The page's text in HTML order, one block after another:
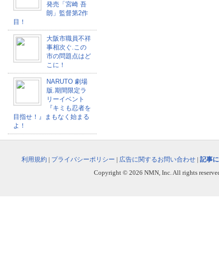
発売「宮崎 吾
朗」監督第2作
目！
大阪市職員不祥
事相次ぐ.この
市の問題点はど
こに！
NARUTO 劇場
版.期間限定ラ
リーイベント
『キミも忍者を
目指せ！』まもなく始まる
よ！
利用規約 | プライバシーポリシー | 広告に関するお問い合わせ | 記事
Copyright © 2026 NMN, Inc. All rights